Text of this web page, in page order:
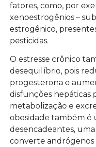
fatores, como, por
xenoestrogênios –
estrogênico,
pesticidas.
O estresse crônico
desequilíbrio, pois
progesterona e
disfunções hepáticas
metabolização e
obesidade também é
desencadeantes,
converte andrógenos